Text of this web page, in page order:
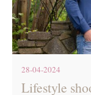
28-04-2024
Lifestyle